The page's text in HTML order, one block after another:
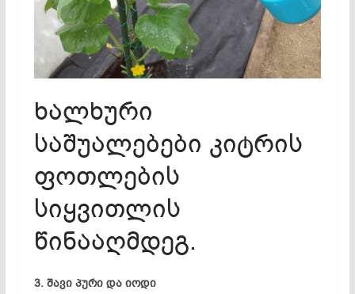
ხალხური
საშუალებები კიტრის
ფოთლების
სიყვითლის
წინააღმდეგ.
3. შავი პური და იოდი